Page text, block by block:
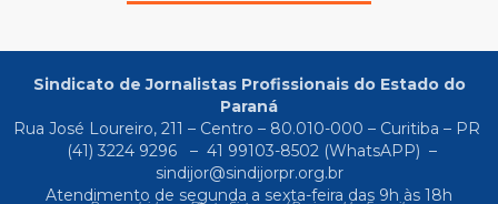
Sindicato de Jornalistas Profissionais do Estado do
Paraná
Rua José Loureiro, 211 – Centro – 80.010-000 – Curitiba – PR
(41) 3224 9296
– 41 99103-8502(WhatsAPP) –
sindijor@sindijorpr.org.br
Atendimento de segunda a sexta-feira das 9h às 18h